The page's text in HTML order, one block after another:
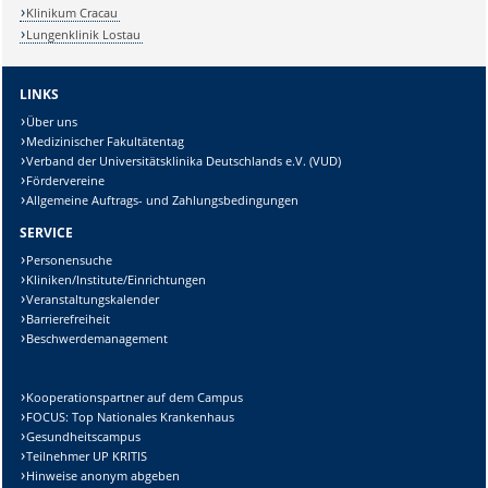
Klinikum Cracau
Lungenklinik Lostau
LINKS
Über uns
Medizinischer Fakultätentag
Verband der Universitätsklinika Deutschlands e.V. (VUD)
Fördervereine
Allgemeine Auftrags- und Zahlungsbedingungen
SERVICE
Personensuche
Kliniken/Institute/Einrichtungen
Veranstaltungskalender
Barrierefreiheit
Beschwerdemanagement
Kooperationspartner auf dem Campus
FOCUS: Top Nationales Krankenhaus
Gesundheitscampus
Teilnehmer UP KRITIS
Hinweise anonym abgeben